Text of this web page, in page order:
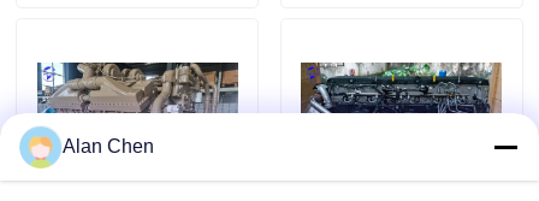
Moteur de
Cummins Engine
Alan Chen